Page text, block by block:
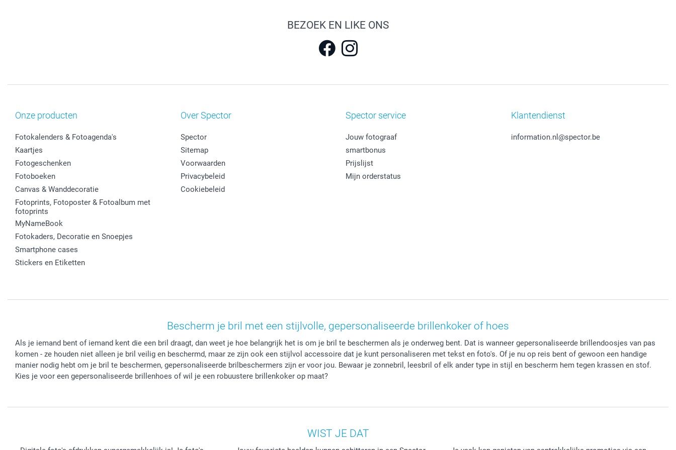
BEZOEK EN LIKE ONS
Onze producten
Fotokalenders & Fotoagenda's
Kaartjes
Fotogeschenken
Fotoboeken
Canvas & Wanddecoratie
Fotoprints, Fotoposter & Fotoalbum met
fotoprints
MyNameBook
Fotokaders, Decoratie en Snoepjes
Smartphone cases
Stickers en Etiketten
Over Spector
Spector
Sitemap
Voorwaarden
Privacybeleid
Cookiebeleid
Spector service
Jouw fotograaf
smartbonus
Prijslijst
Mijn orderstatus
Klantendienst
information.nl@spector.be
Bescherm je bril met een stijlvolle, gepersonaliseerde brillenkoker of hoes
Als je iemand bent of iemand kent die een bril draagt, dan weet je hoe belangrijk het is om je bril te beschermen als je onderweg bent. Dat is wanneer gepersonaliseerde brillendoosjes van pas
komen - ze houden niet alleen je bril veilig en beschermd, maar ze zijn ook een stijlvol accessoire dat je kunt personaliseren met tekst en foto's. Of je nu op reis bent of gewoon een handige
manier nodig hebt om je bril te beschermen, gepersonaliseerde brilbeschermers zijn er voor jou. Bewaar je zonnebril, leesbril of elk ander type in stijl en bescherm hem tegen krassen en stof.
Kies je voor een gepersonaliseerde brillenhoes of wil je een robuustere brillenkoker op maat?
WIST JE DAT